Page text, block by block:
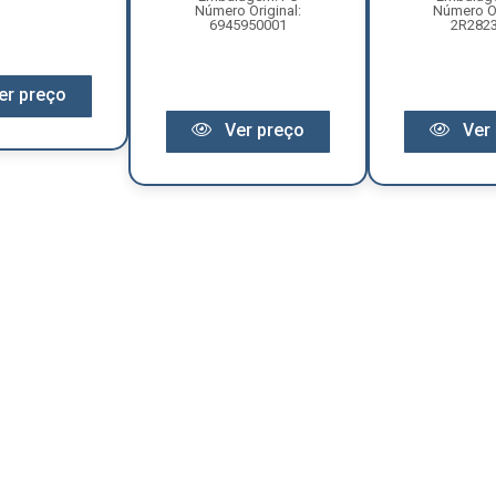
preço
Número Original:
6945950001
Ver preço
Número
Ver